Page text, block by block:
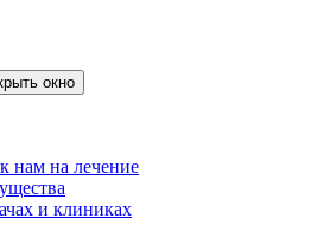
окно
нам на лечение
и клиниках